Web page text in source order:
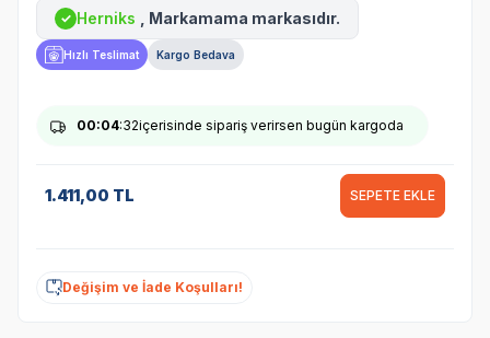
✓ Herniks , Markamama markasıdır.
Hızlı Teslimat Kargo Bedava
00:04:32içerisinde sipariş verirsen bugün kargoda
1.411,00 TL SEPETE EKLE
Değişim ve İade Koşulları!